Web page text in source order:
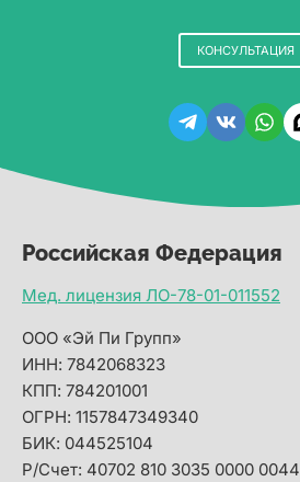
КОНСУЛЬТАЦИЯ
Российская Федерация
Мед. лицензия ЛО-78-01-011552
ООО «Эй Пи Групп»
ИНН: 7842068323
КПП: 784201001
ОГРН: 1157847349340
БИК: 044525104
Р/Счет: 40702 810 3035 0000 0044